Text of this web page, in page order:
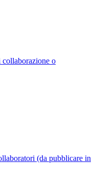
o
(da pubblicare in